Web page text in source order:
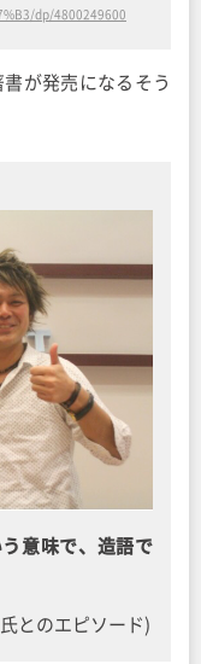
dp/4800249600
書が発売になるそう
う意味で、造語で
とのエピソード)